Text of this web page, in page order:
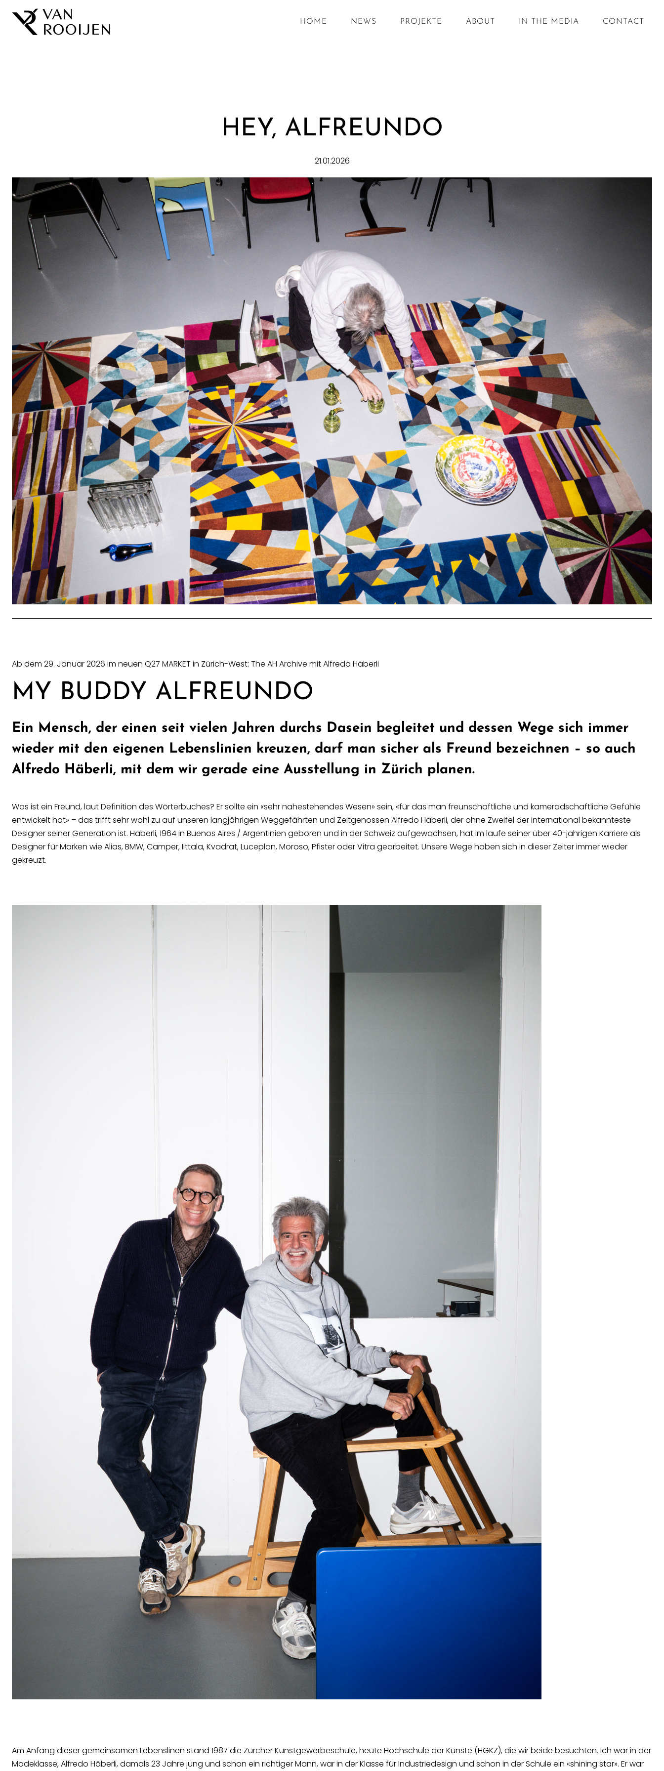
HOME NEWS PROJEKTE ABOUT IN THE MEDIA CONTACT
HEY, ALFREUNDO
21.01.2026
Ab dem 29. Januar 2026 im neuen Q27 MARKET in Zürich-West: The AH Archive mit Alfredo Häberli
MY BUDDY ALFREUNDO
Ein Mensch, der einen seit vielen Jahren durchs Dasein begleitet und dessen Wege sich immer
wieder mit den eigenen Lebenslinien kreuzen, darf man sicher als Freund bezeichnen – so auch
Alfredo Häberli, mit dem wir gerade eine Ausstellung in Zürich planen.
Was ist ein Freund, laut Definition des Wörterbuches? Er sollte ein «sehr nahestehendes Wesen» sein, «für das man freunschaftliche und kameradschaftliche Gefühle
entwickelt hat» – das trifft sehr wohl zu auf unseren langjährigen Weggefährten und Zeitgenossen Alfredo Häberli, der ohne Zweifel der international bekannteste
Designer seiner Generation ist. Häberli, 1964 in Buenos Aires / Argentinien geboren und in der Schweiz aufgewachsen, hat im laufe seiner über 40-jährigen Karriere als
Designer für Marken wie Alias, BMW, Camper, Iittala, Kvadrat, Luceplan, Moroso, Pfister oder Vitra gearbeitet. Unsere Wege haben sich in dieser Zeiter immer wieder
gekreuzt.
Am Anfang dieser gemeinsamen Lebenslinen stand 1987 die Zürcher Kunstgewerbeschule, heute Hochschule der Künste (HGKZ), die wir beide besuchten. Ich war in der
Modeklasse, Alfredo Häberli, damals 23 Jahre jung und schon ein richtiger Mann, war in der Klasse für Industriedesign und schon in der Schule ein «shining star». Er war